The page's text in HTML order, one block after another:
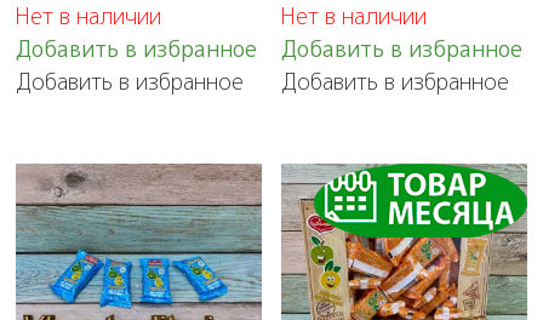
Нет в наличии
Добавить в избранное
Добавить в избранное
Нет в наличии
Добавить в избранное
Добавить в избранное